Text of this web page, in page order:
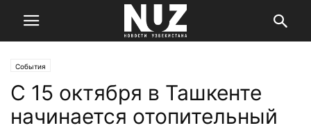
События
С 15 октября в Ташкенте
начинается отопительный